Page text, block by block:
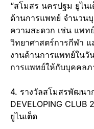
“สโมสร นครปฐม ยูไน
ด้านการแพทย์ จำนวน
ความสะดวก เช่น แพ
วิทยาศาสตร์การกีฬา
งานด้านการแพทย์ใน
การแพทย์ให้กับบุคคลภ
4. รางวัลสโมสรพัฒนา
DEVELOPING
ยูไนเต็ด